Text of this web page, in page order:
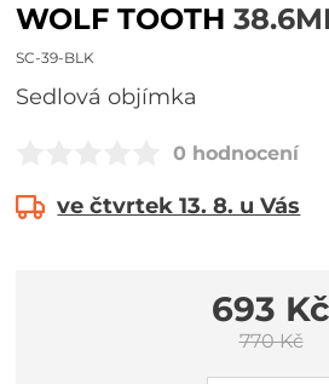
WOLF TOOTH
SC-39-BLK
sedlová objímka
0 hodnocení
ve čtvrtek 13. 8. u Vás
693 Kč
770 Kč